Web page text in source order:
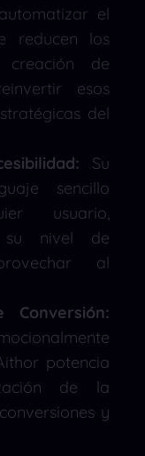
el
reducen los
de
esos
del
Su
sencillo
usuario,
su nivel de
al
potencia
de la
y